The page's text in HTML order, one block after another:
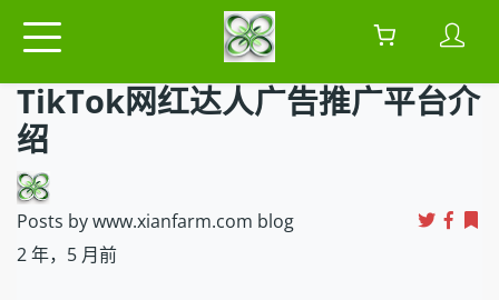
TikTok网红达人广告推广平台介
绍
Posts by www.xianfarm.com blog
2 年，5 月前